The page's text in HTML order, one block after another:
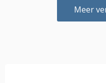
Meer